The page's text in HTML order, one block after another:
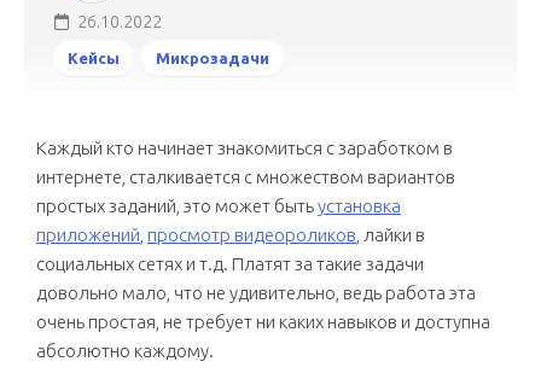
26.10.2022
Кейсы Микрозадачи
Каждый кто начинает знакомиться с заработком в
интернете, сталкивается с множеством вариантов
простых заданий, это может бытьустановка
приложений просмотр видеороликов , лайки в
социальных сетях и т.д. Платят за такие задачи
довольно мало, что не удивительно, ведь работа эта
очень простая, не требует ни каких навыков и доступна
абсолютно каждому.